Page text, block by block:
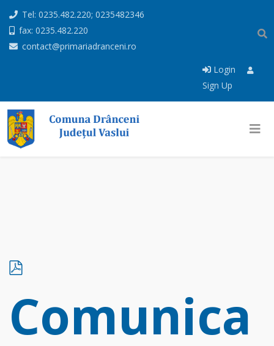
Tel: 0235.482.220; 0235482346
fax: 0235.482.220
contact@primariadranceni.ro
Login
Sign Up
d
Comunica